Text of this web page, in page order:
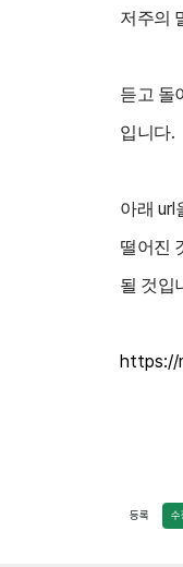
저주의
듣고 돌
입니다.
아래 url
떨어진
될 것입
https://
등록 수